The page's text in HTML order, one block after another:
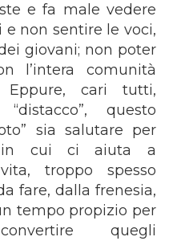
e fa male vedere
non sentire le voci,
giovani; non poter
l’intera comunità
Eppure, cari tutti,
questo
sia salutare per
in cui ci aiuta a
troppo spesso
fare, dalla frenesia,
tempo propizio per
quegli